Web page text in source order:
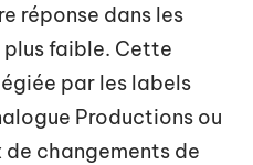
réponse dans les
faible. Cette
par les labels
Productions ou
changements de